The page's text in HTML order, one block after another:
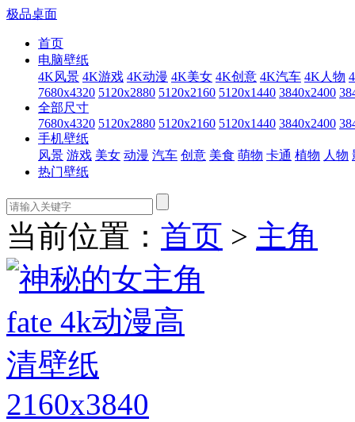
极品桌面
首页
电脑壁纸
4K风景 4K游戏 4K动漫 4K美女 4K创意 4K汽车 4K人物
7680x4320 5120x2880 5120x2160 5120x1440 3840x2400
全部尺寸
7680x4320 5120x2880 5120x2160 5120x1440 3840x2400
手机壁纸
风景 游戏 美女 动漫 汽车 创意 美食 萌物 卡通 植物 人物
热门壁纸
当前位置： 首页 > 主角
2160x3840